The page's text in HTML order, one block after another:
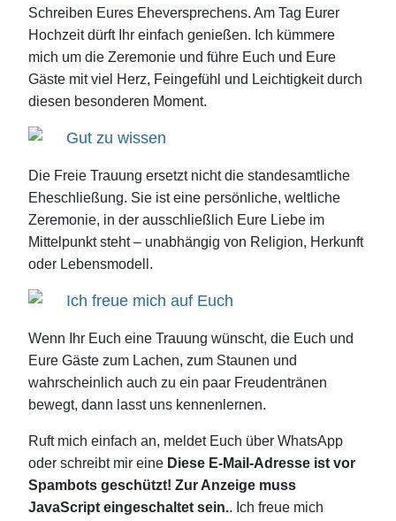
Schreiben Eures Eheversprechens. Am Tag Eurer
Hochzeit dürft Ihr einfach genießen. Ich kümmere
mich um die Zeremonie und führe Euch und Eure
Gäste mit viel Herz, Feingefühl und Leichtigkeit durch
diesen besonderen Moment.
Gut zu wissen
Die Freie Trauung ersetzt nicht die standesamtliche
Eheschließung. Sie ist eine persönliche, weltliche
Zeremonie, in der ausschließlich Eure Liebe im
Mittelpunkt steht – unabhängig von Religion, Herkunft
oder Lebensmodell.
Ich freue mich auf Euch
Wenn Ihr Euch eine Trauung wünscht, die Euch und
Eure Gäste zum Lachen, zum Staunen und
wahrscheinlich auch zu ein paar Freudentränen
bewegt, dann lasst uns kennenlernen.
Ruft mich einfach an, meldet Euch über WhatsApp
oder schreibt mir eine Diese E-Mail-Adresse ist vor
Spambots geschützt! Zur Anzeige muss
JavaScript eingeschaltet sein.. Ich freue mich